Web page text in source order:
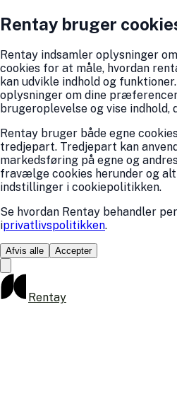
Rentay bruger
Rentay indsamler oplysninger
cookies for at måle, hvordan
kan udvikle indhold og
oplysninger om dine
brugeroplevelse og vise
Rentay bruger både egne
tredjepart. Tredjepart kan
markedsføring på egne og
fravælge cookies herunder og
indstillinger i cookiepolitikken.
Se hvordan Rentay behandler
iprivatlivspolitikken.
Afvis alle Accepter
Rentay